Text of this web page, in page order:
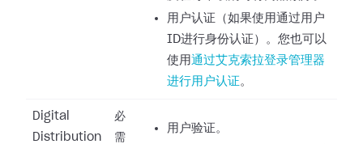
用户认证（如果使用通过用户
ID进行身份认证）。您也可以
使用通过艾克索拉登录管理器
进行用户认证。
Digital
Distribution
必
需
用户验证。